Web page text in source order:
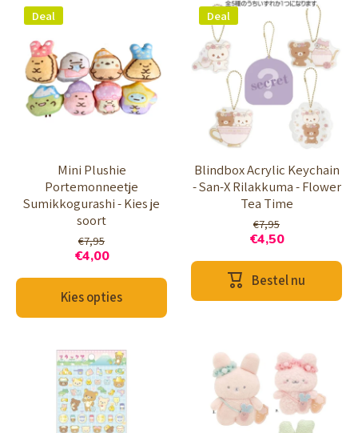
Deal
Mini Plushie
Portemonneetje
Sumikkogurashi - Kies je
soort
€7,95
€4,00
Kies opties
Deal
Blindbox Acrylic Keychain
- San-X Rilakkuma - Flower
Tea Time
€7,95
€4,50
Bestel nu